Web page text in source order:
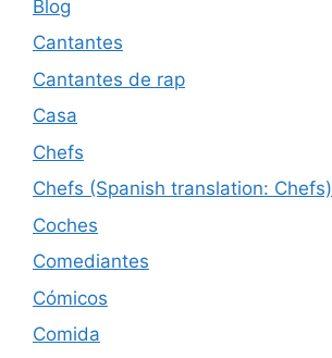
Blog
Cantantes
Cantantes de rap
Casa
Chefs
Chefs (Spanish translation: Chefs)
Coches
Comediantes
Cómicos
Comida